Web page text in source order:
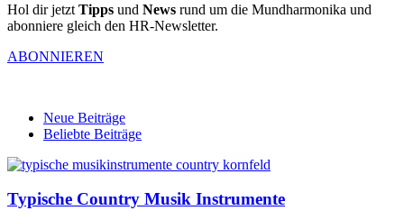
Hol dir jetzt Tipps und News rund um die Mundharmonika und
abonniere gleich den HR-Newsletter.
ABONNIEREN
Neue Beiträge
Beliebte Beiträge
Typische Country Musik Instrumente